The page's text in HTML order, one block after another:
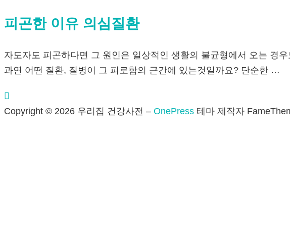
피곤한 이유 의심질환
자도자도 피곤하다면 그 원인은 일상적인 생활의 불균형에서 오는 경
과연 어떤 질환, 질병이 그 피로함의 근간에 있는것일까요? 단순한 …
Copyright © 2026 우리집 건강사전 – OnePress 테마 제작자